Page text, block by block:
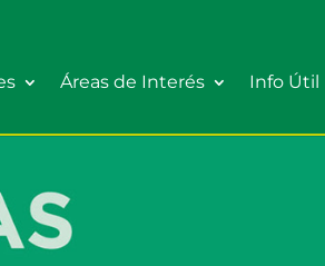
Áreas de Interés Info Útil